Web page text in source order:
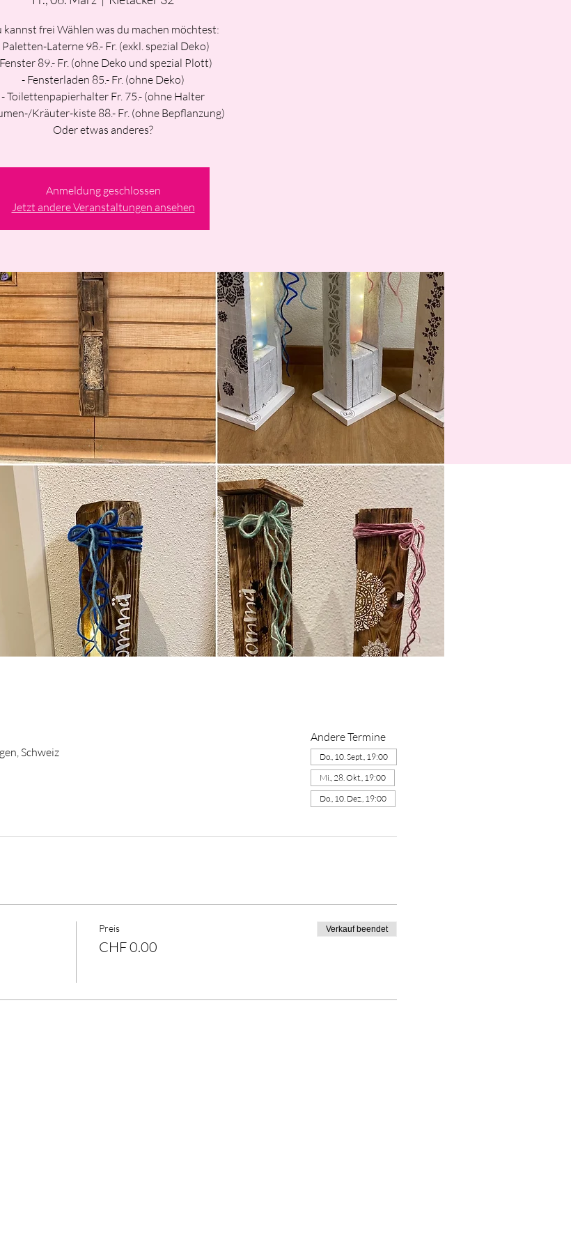
kannst frei Wählen was du machen möchtest:
Paletten-Laterne 98.- Fr. (exkl. spezial Deko)
89.- Fr. (ohne Deko und spezial Plott)
- Fensterladen 85.- Fr. (ohne Deko)
- Toilettenpapierhalter Fr. 75.- (ohne Halter
Kräuter-kiste 88.- Fr. (ohne Bepflanzung)
Oder etwas anderes?
Anmeldung geschlossen
Jetzt andere Veranstaltungen ansehen
Schweiz
Andere Termine
Do., 10. Sept., 19:00
Mi., 28. Okt., 19:00
Do., 10. Dez., 19:00
Preis
CHF 0.00
Verkauf beendet